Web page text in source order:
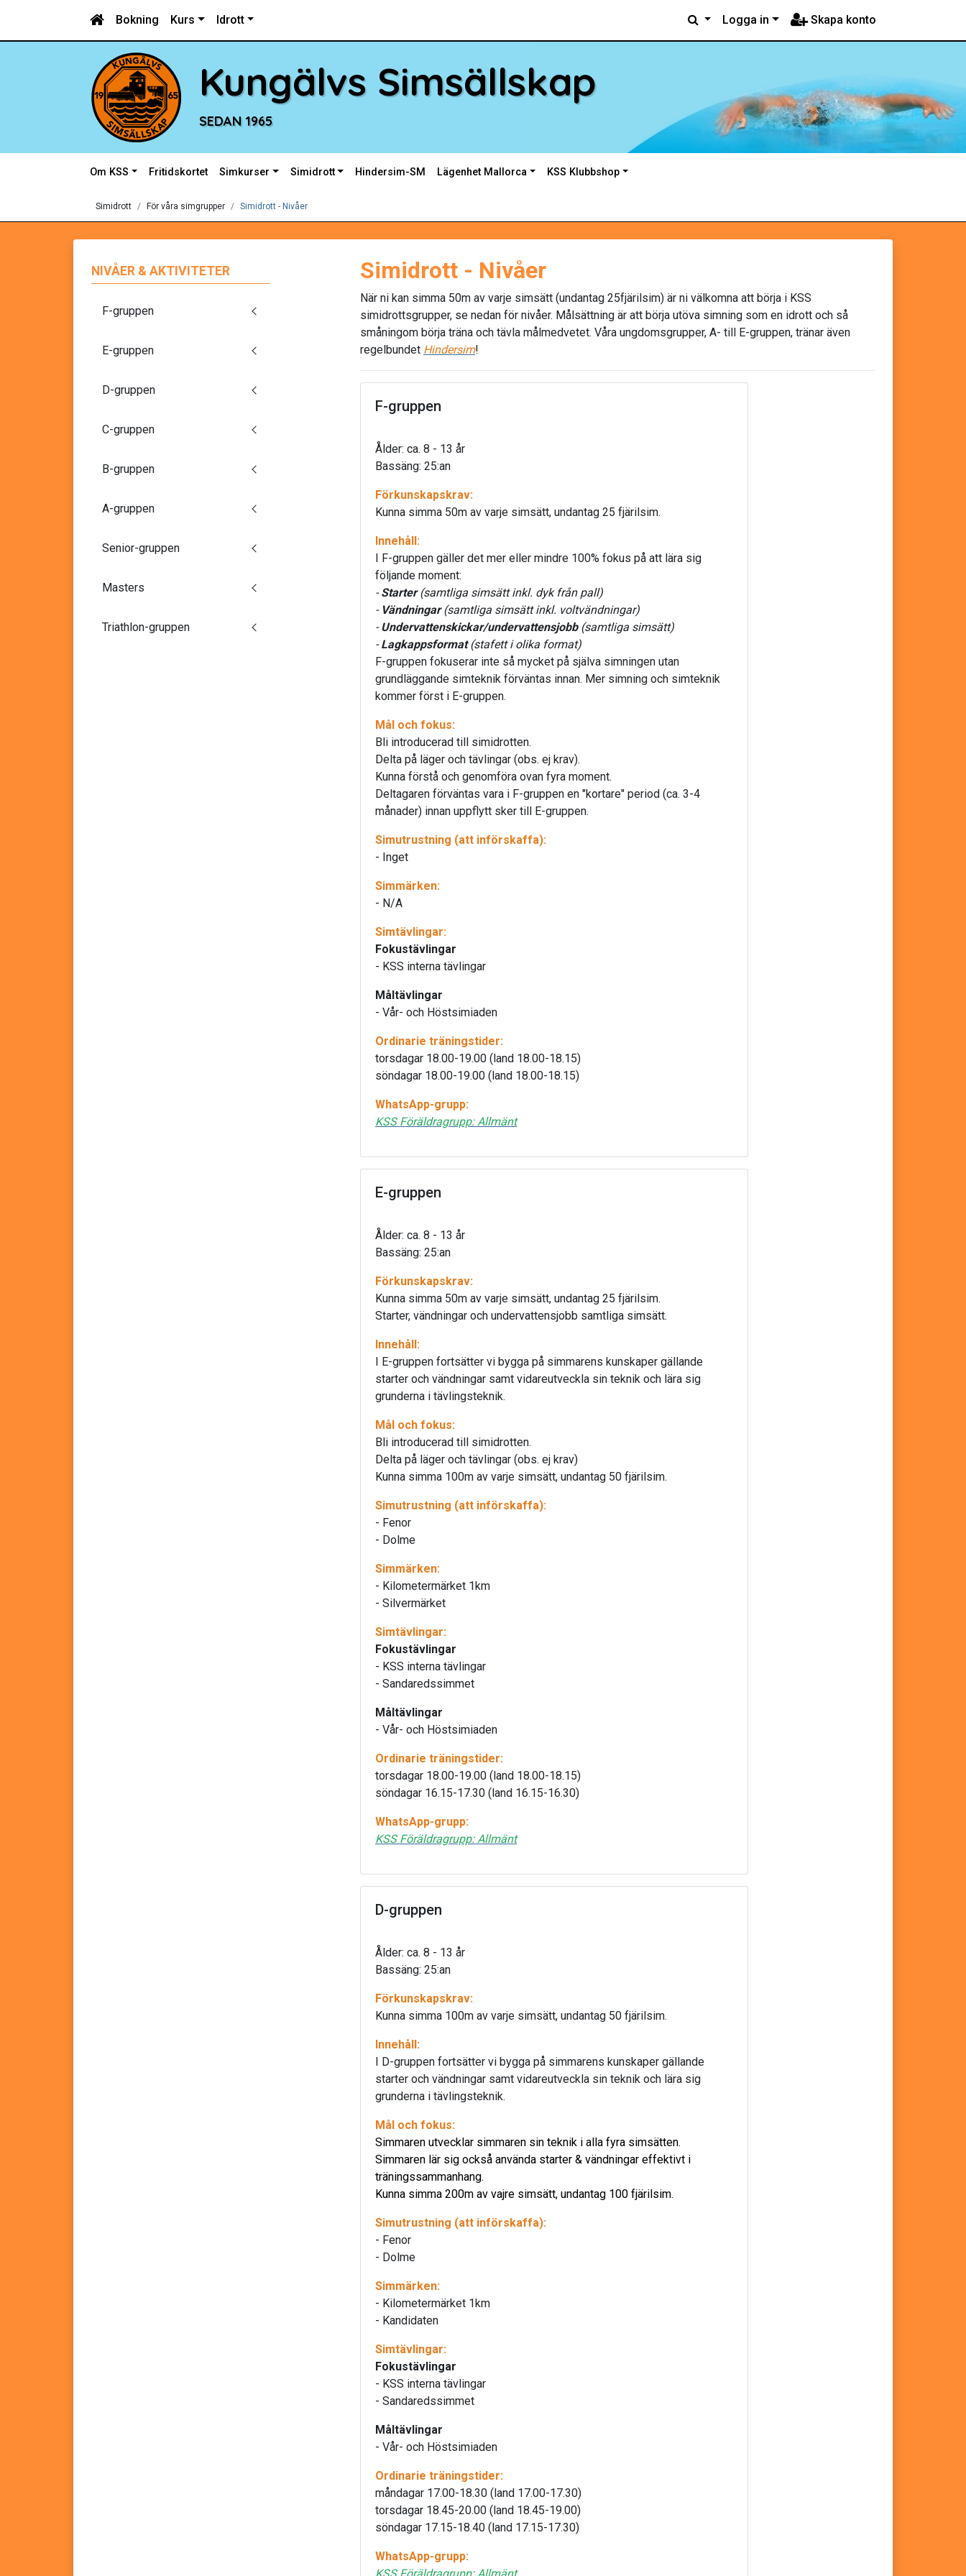
Bokning Kurs Idrott Logga in Skapa konto
Kungälvs Simsällskap
SEDAN 1965
Om KSS Fritidskortet Simkurser Simidrott Hindersim-SM Lägenhet Mallorca KSS Klubbshop
Simidrott För våra simgrupper Simidrott - Nivåer
NIVÅER & AKTIVITETER
F-gruppen
E-gruppen
D-gruppen
C-gruppen
B-gruppen
A-gruppen
Senior-gruppen
Masters
Triathlon-gruppen
Simidrott - Nivåer
När ni kan simma 50m av varje simsätt (undantag 25fjärilsim) är ni välkomna att börja i KSS
simidrottsgrupper, se nedan för nivåer. Målsättning är att börja utöva simning som en idrott och så
småningom börja träna och tävla målmedvetet. Våra ungdomsgrupper, A- till E-gruppen, tränar även
regelbundet Hindersim!
F-gruppen
Ålder: ca. 8 - 13 år
Bassäng: 25:an
Förkunskapskrav:
Kunna simma 50m av varje simsätt, undantag 25 fjärilsim.
Innehåll:
I F-gruppen gäller det mer eller mindre 100% fokus på att lära sig
följande moment:
-Starter(samtliga simsätt inkl. dyk från pall)
- Vändningar(samtliga simsätt inkl. voltvändningar)
-Undervattenskickar/undervattensjobb(samtliga simsätt)
-Lagkappsformat(stafett i olika format)
F-gruppen fokuserar inte så mycket på själva simningen utan
grundläggande simteknik förväntas innan. Mer simning och simteknik
kommer först i E-gruppen.
Mål och fokus:
Bli introducerad till simidrotten.
Delta på läger och tävlingar (obs. ej krav).
Kunna förstå och genomföra ovan fyra moment.
Deltagaren förväntas vara i F-gruppen en "kortare" period (ca. 3-4
månader) innan uppflytt sker till E-gruppen.
Simutrustning (att införskaffa):
- Inget
Simmärken:
- N/A
Simtävlingar:
Fokustävlingar
- KSS interna tävlingar
Måltävlingar
- Vår- och Höstsimiaden
Ordinarie träningstider:
torsdagar 18.00-19.00 (land 18.00-18.15)
söndagar 18.00-19.00 (land 18.00-18.15)
WhatsApp-grupp:
KSS Föräldragrupp: Allmänt
E-gruppen
Ålder: ca. 8 - 13 år
Bassäng: 25:an
Förkunskapskrav:
Kunna simma 50m av varje simsätt, undantag 25 fjärilsim.
Starter, vändningar och undervattensjobb samtliga simsätt.
Innehåll:
I E-gruppen fortsätter vi bygga på simmarens kunskaper gällande
starter och vändningar samt vidareutveckla sin teknik och lära sig
grunderna i tävlingsteknik.
Mål och fokus:
Bli introducerad till simidrotten.
Delta på läger och tävlingar (obs. ej krav)
Kunna simma 100m av varje simsätt, undantag 50 fjärilsim.
Simutrustning (att införskaffa):
- Fenor
- Dolme
Simmärken:
- Kilometermärket 1km
- Silvermärket
Simtävlingar:
Fokustävlingar
- KSS interna tävlingar
- Sandaredssimmet
Måltävlingar
- Vår- och Höstsimiaden
Ordinarie träningstider:
torsdagar 18.00-19.00 (land 18.00-18.15)
söndagar 16.15-17.30 (land 16.15-16.30)
WhatsApp-grupp:
KSS Föräldragrupp: Allmänt
D-gruppen
Ålder: ca. 8 - 13 år
Bassäng: 25:an
Förkunskapskrav:
Kunna simma 100m av varje simsätt, undantag 50 fjärilsim.
Innehåll:
I D-gruppen fortsätter vi bygga på simmarens kunskaper gällande
starter och vändningar samt vidareutveckla sin teknik och lära sig
grunderna i tävlingsteknik.
Mål och fokus:
Simmaren utvecklar simmaren sin teknik i alla fyra simsätten.
Simmaren lär sig också använda starter & vändningar effektivt i
träningssammanhang.
Kunna simma 200m av vajre simsätt, undantag 100 fjärilsim.
Simutrustning (att införskaffa):
- Fenor
- Dolme
Simmärken:
- Kilometermärket 1km
- Kandidaten
Simtävlingar:
Fokustävlingar
- KSS interna tävlingar
- Sandaredssimmet
Måltävlingar
- Vår- och Höstsimiaden
Ordinarie träningstider:
måndagar 17.00-18.30 (land 17.00-17.30)
torsdagar 18.45-20.00 (land 18.45-19.00)
söndagar 17.15-18.40 (land 17.15-17.30)
WhatsApp-grupp: